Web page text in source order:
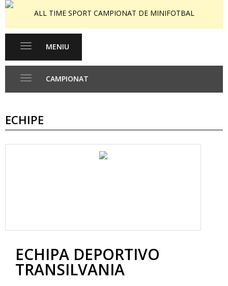
ALL TIME SPORT CAMPIONAT DE MINIFOTBAL
Toggle
MENIU
CAMPIONAT
ECHIPE
ECHIPA DEPORTIVO
TRANSILVANIA